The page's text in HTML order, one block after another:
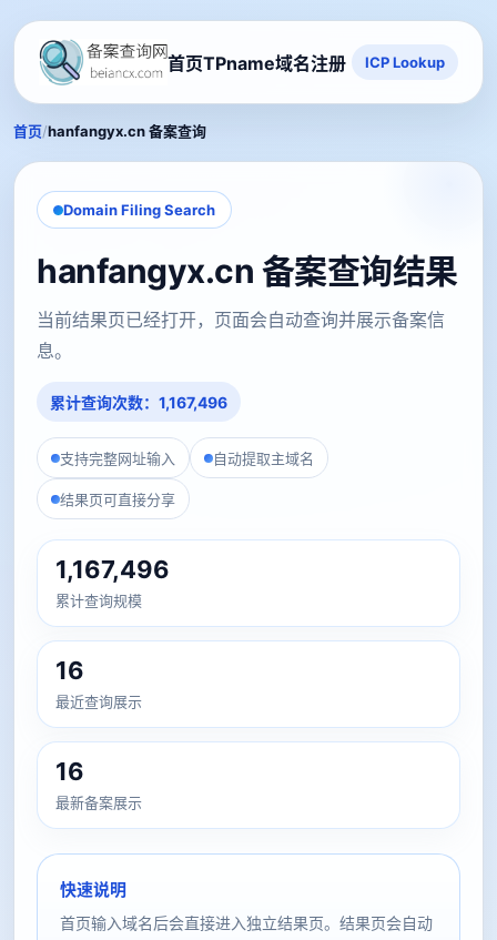
首页TPname域名注册 ICP Lookup
首页/hanfangyx.cn 备案查询
Domain Filing Search
hanfangyx.cn 备案查询结果
当前结果页已经打开，页面会自动查询并展示备案信
息。
累计查询次数：1,167,496
支持完整网址输入 自动提取主域名
结果页可直接分享
1,167,496
累计查询规模
16
最近查询展示
16
最新备案展示
快速说明
首页输入域名后会直接进入独立结果页。结果页会自动